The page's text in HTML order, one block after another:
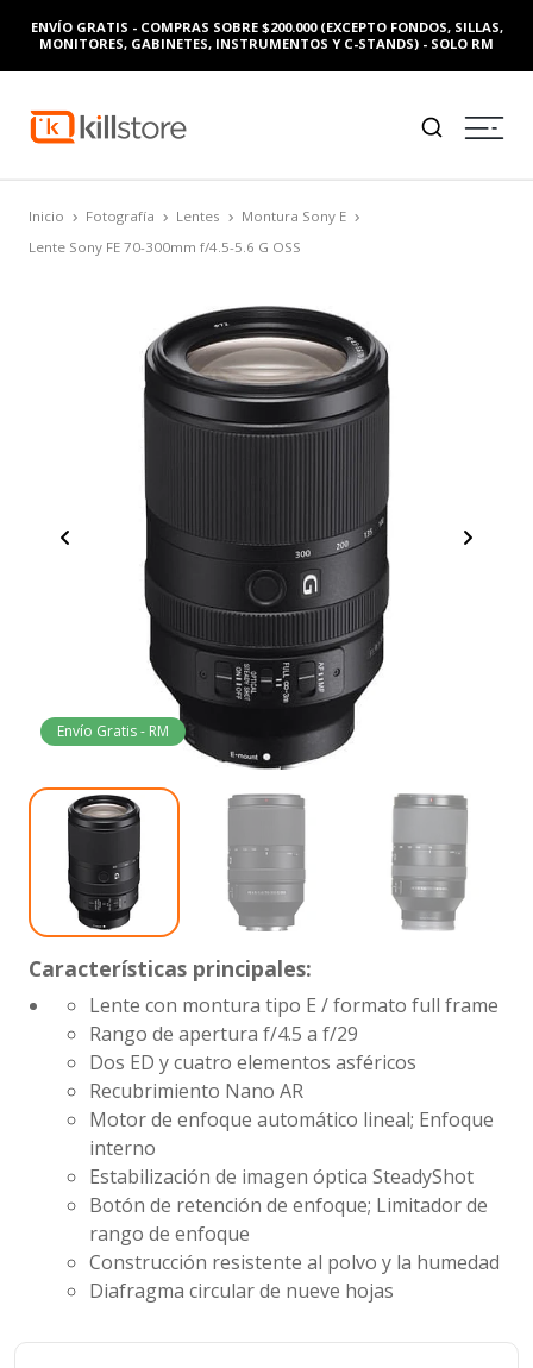
ENVÍO GRATIS - COMPRAS SOBRE $200.000 (EXCEPTO FONDOS, SILLAS,
MONITORES, GABINETES, INSTRUMENTOS Y C-STANDS) - SOLO RM
Inicio Fotografía Lentes
Montura Sony E
Lente Sony FE 70-300mm f/4.5-5.6 G OSS
Envío Gratis - RM
Características principales:
Lente con montura tipo E / formato full frame
Rango de aperturaf/4.5 a f/29
Dos ED y cuatro elementos asféricos
Recubrimiento Nano AR
Motor de enfoque automático lineal; Enfoque
interno
Estabilización de imagen óptica SteadyShot
Botón de retención de enfoque; Limitador de
rango de enfoque
Construcción resistente al polvo y la humedad
Diafragma circular de nueve hojas